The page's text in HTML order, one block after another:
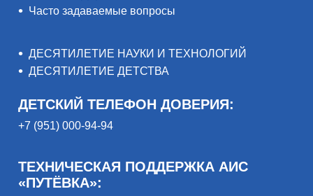
Часто задаваемые вопросы
ДЕСЯТИЛЕТИЕ НАУКИ И ТЕХНОЛОГИЙ
ДЕСЯТИЛЕТИЕ ДЕТСТВА
ДЕТСКИЙ ТЕЛЕФОН ДОВЕРИЯ:
+7 (951) 000-94-94
ТЕХНИЧЕСКАЯ ПОДДЕРЖКА АИС
«ПУТЁВКА»: